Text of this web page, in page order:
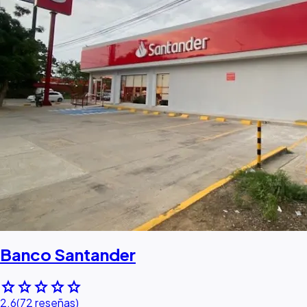
Banco Santander
starstarstarstarstar
2.6(72 reseñas)